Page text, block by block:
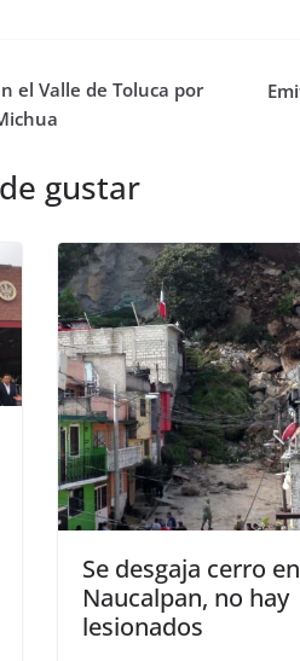
el Valle de Toluca por
gustar
Se desgaja cerro en
Naucalpan, no hay
lesionados